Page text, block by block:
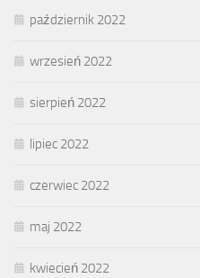
październik 2022
wrzesień 2022
sierpień 2022
lipiec 2022
czerwiec 2022
maj 2022
kwiecień 2022